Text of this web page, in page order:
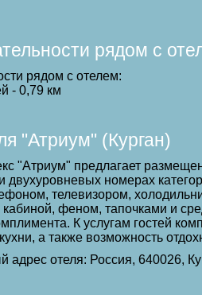
рядом с
рядом с отелем:
- 0,79 км
"Атриум" (Курган)
"Атриум" предлагает
двухуровневых номерах
телевизором,
феном, тапочками и
К услугам гостей
а также возможность
адрес отеля: Россия, 640026,